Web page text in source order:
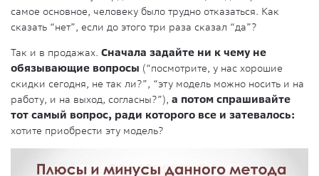
самое основное, человеку было трудно отказаться. Как
сказать “нет”, если до этого три раза сказал “да”?
Так и в продажах. Сначала задайте ни к чему не
обязывающие вопросы (“посмотрите, у нас хорошие
скидки сегодня, не так ли?”, “эту модель можно носить и на
работу, и на выход, согласны?”), а потом спрашивайте
тот самый вопрос, ради которого все и затевалось:
хотите приобрести эту модель?